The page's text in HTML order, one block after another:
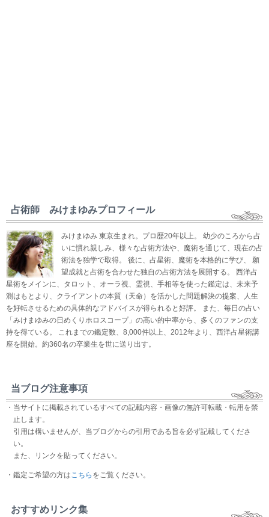
占術師 みけまゆみプロフィール
みけまゆみ 東京生まれ。プロ歴20年以上。 幼少のころから占
いに慣れ親しみ、様々な占術方法や、魔術を通じて、現在の占
術法を独学で取得。 後に、占星術、魔術を本格的に学び、 願
望成就と占術を合わせた独自の占術方法を展開する。 西洋占
星術をメインに、タロット、オーラ視、霊視、手相等を使った鑑定は、未来予
測はもとより、クライアントの本質（天命）を活かした問題解決の提案、人生
を好転させるための具体的なアドバイスが得られると好評。 また、毎日の占い
「みけまゆみの日めくりホロスコープ」の高い的中率から、多くのファンの支
持を得ている。 これまでの鑑定数、8,000件以上、2012年より、西洋占星術講
座を開始。約360名の卒業生を世に送り出す。
当ブログ注意事項
・当サイトに掲載されているすべての記載内容・画像の無許可転載・転用を禁
止します。
引用は構いませんが、当ブログからの引用である旨を必ず記載してくださ
い。
また、リンクを貼ってください。
・鑑定ご希望の方はこちら をご覧ください。
おすすめリンク集